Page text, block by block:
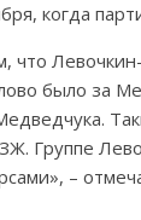
когда
что
было за
Группе
–